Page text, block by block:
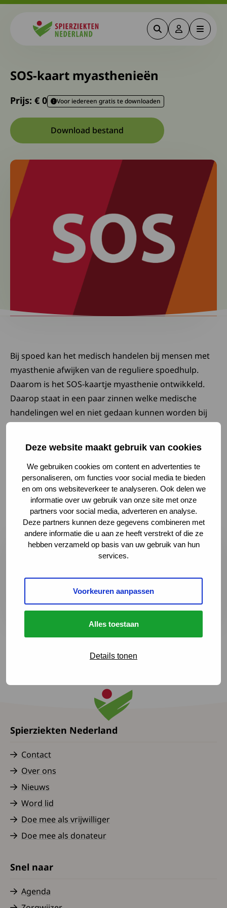
Deze website maakt gebruik van cookies
We gebruiken cookies om content en advertenties te
personaliseren, om functies voor social media te bieden
en om ons websiteverkeer te analyseren. Ook delen we
informatie over uw gebruik van onze site met onze
partners voor social media, adverteren en analyse.
Deze partners kunnen deze gegevens combineren met
andere informatie die u aan ze heeft verstrekt of die ze
hebben verzameld op basis van uw gebruik van hun
services.
Voorkeuren aanpassen
Alles toestaan
Details tonen
ZoekenDeze link
Menu
SOS-kaart myasthenieën
Prijs: € 0 Voor iedereen gratis te downloaden
Download bestandDownload bestand: Spierziekten-
Bij spoed kan het medisch handelen bij mensen met
myasthenie afwijken van de reguliere spoedhulp.
Daarom is het SOS-kaartje myasthenie ontwikkeld.
Daarop staat in een paar zinnen welke medische
handelingen wel en niet gedaan kunnen worden bij
Bij het SOS-kaartje hoort eenalertkaart voor
zorgverlenersmet meer gedetailleerde informatie.
Dit product is gratis te downloaden
Terug naar het overzicht
Spierziekten Nederland
Contact
Over ons
Nieuws
Word lid
Doe mee als vrijwilliger
Doe mee als donateur
Snel naar
Agenda